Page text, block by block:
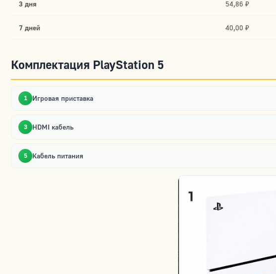
3 дня 54,86 ₽
7 дней 40,00 ₽
Комплектация PlayStation 5
1 Игровая приставка
3 HDMI кабель
5 Кабель питания